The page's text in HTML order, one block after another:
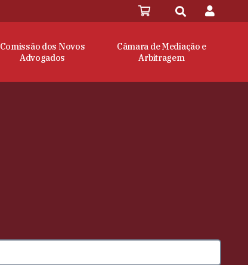
Comissão dos Novos
Advogados
Câmara de Mediação e
Arbitragem